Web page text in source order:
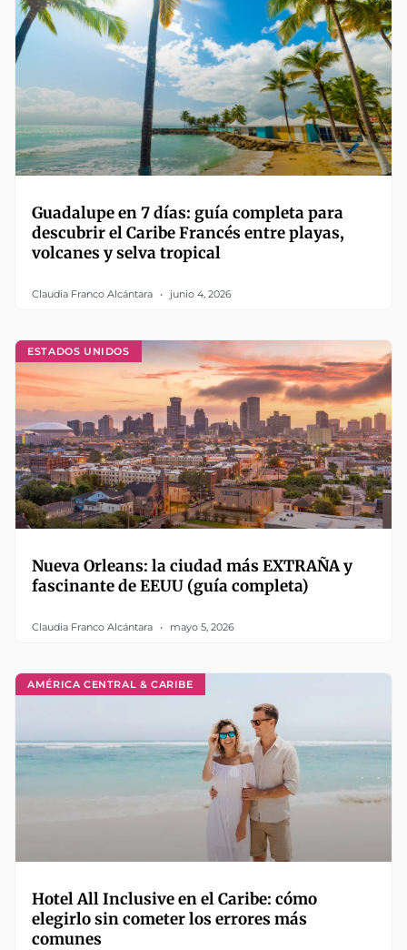
Guadalupe en 7 días: guía completa para
descubrir el Caribe Francés entre playas,
volcanes y selva tropical
Claudia Franco Alcántara junio 4, 2026
ESTADOS UNIDOS
Nueva Orleans: la ciudad más EXTRAÑA y
fascinante de EEUU (guía completa)
Claudia Franco Alcántara mayo 5, 2026
AMÉRICA CENTRAL & CARIBE
Hotel All Inclusive en el Caribe: cómo
elegirlo sin cometer los errores más
comunes